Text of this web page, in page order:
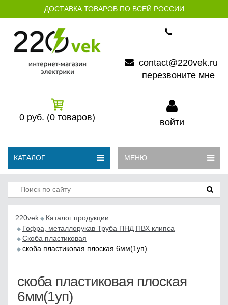
ДОСТАВКА ТОВАРОВ ПО ВСЕЙ РОССИИ
contact@220vek.ru
перезвоните мне
0 руб. (0 товаров) войти
КАТАЛОГ МЕНЮ
220vek
Каталог продукции
Гофра, металлорукав Труба ПНД ПВХ клипса
Cкоба пластиковая
скоба пластиковая плоская 6мм(1уп)
скоба пластиковая плоская
6мм(1уп)